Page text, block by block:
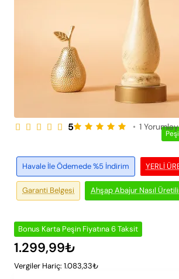
YERLI
Havale İle Ödemede %5 İndirim
Ahşap Abajur Nasıl
Garanti Belgesi
5 • 1
Bonus Karta Peşin Fiyatına 6 Taksit
1.299,99₺
Vergiler Hariç: 1.083,33₺